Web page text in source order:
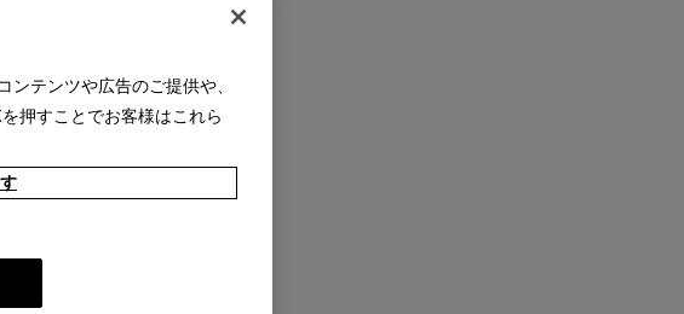
テンツや広告のご提供や、
押すことでお客様はこれら